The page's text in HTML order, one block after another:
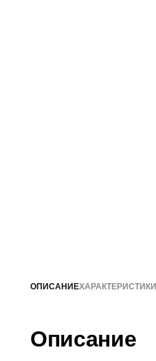
ОПИСАНИЕХАРАКТЕРИСТИКИ
Описание